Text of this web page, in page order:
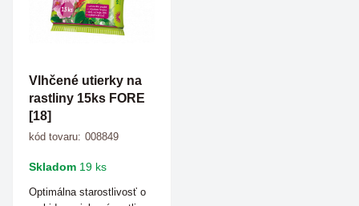
Vlhčené utierky na
rastliny 15ks FORE
[18]
kód tovaru: 008849
Skladom 19 ks
Optimálna starostlivosť o